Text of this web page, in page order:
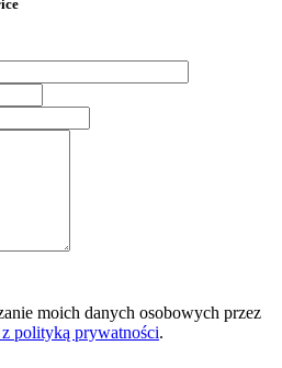
moich danych osobowych przez
z polityką prywatności.